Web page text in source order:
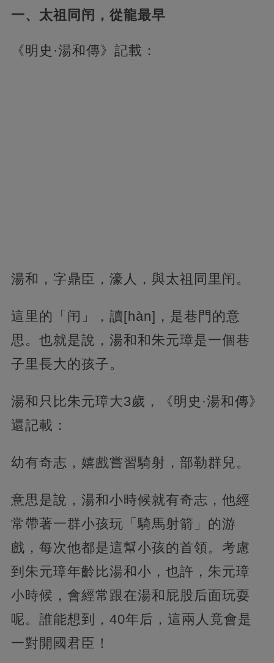
一、太祖同闬，從龍最早
《明史·湯和傳》記載：
湯和，字鼎臣，濠人，與太祖同里闬。
這里的「闬」，讀[hàn]，是巷門的意
思。也就是說，湯和和朱元璋是一個巷
子里長大的孩子。
湯和只比朱元璋大3歲，《明史·湯和傳》
還記載：
幼有奇志，嬉戲嘗習騎射，部勒群兒。
意思是說，湯和小時候就有奇志，他經
常帶著一群小孩玩「騎馬射箭」的游
戲，每次他都是這幫小孩的首領。考慮
到朱元璋年齡比湯和小，也許，朱元璋
小時候，會經常跟在湯和屁股后面玩耍
呢。誰能想到，40年后，這兩人竟會是
一對開國君臣！